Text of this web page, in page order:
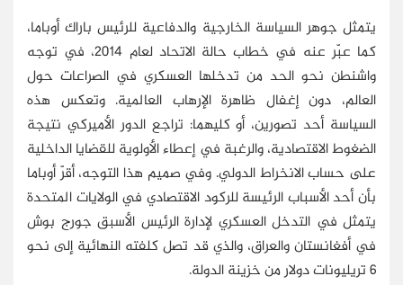
يتمثل جوهر السياسة الخارجية والدفاعية للرئيس باراك أوباما،
كما عبّر عنه في خطاب حالة الاتحاد لعام 2014، في توجه
واشنطن نحو الحد من تدخلها العسكري في الصراعات حول
العالم، دون إغفال ظاهرة الإرهاب العالمية. وتعكس هذه
السياسة أحد تصورين، أو كليهما: تراجع الدور الأميركي نتيجة
الضغوط الاقتصادية، والرغبة في إعطاء الأولوية للقضايا الداخلية
على حساب الانخراط الدولي. وفي صميم هذا التوجه، أقرّ أوباما
بأن أحد الأسباب الرئيسة للركود الاقتصادي في الولايات المتحدة
يتمثل في التدخل العسكري لإدارة الرئيس الأسبق جورج بوش
في أفغانستان والعراق، والذي قد تصل كلفته النهائية إلى نحو
6 تريليونات دولار من خزينة الدولة.